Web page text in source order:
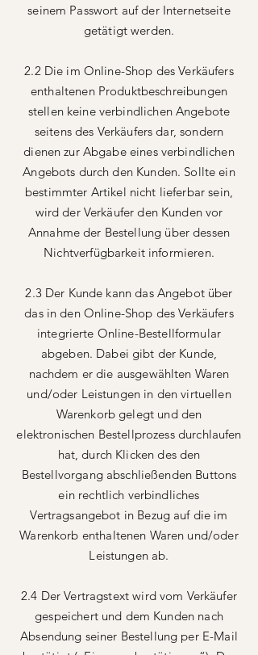
seinem Passwort auf der Internetseite
getätigt werden.
2.2 Die im Online-Shop des Verkäufers
enthaltenen Produktbeschreibungen
stellen keine verbindlichen Angebote
seitens des Verkäufers dar, sondern
dienen zur Abgabe eines verbindlichen
Angebots durch den Kunden. Sollte ein
bestimmter Artikel nicht lieferbar sein,
wird der Verkäufer den Kunden vor
Annahme der Bestellung über dessen
Nichtverfügbarkeit informieren.
2.3 Der Kunde kann das Angebot über
das in den Online-Shop des Verkäufers
integrierte Online-Bestellformular
abgeben. Dabei gibt der Kunde,
nachdem er die ausgewählten Waren
und/oder Leistungen in den virtuellen
Warenkorb gelegt und den
elektronischen Bestellprozess durchlaufen
hat, durch Klicken des den
Bestellvorgang abschließenden Buttons
ein rechtlich verbindliches
Vertragsangebot in Bezug auf die im
Warenkorb enthaltenen Waren und/oder
Leistungen ab.
2.4 Der Vertragstext wird vom Verkäufer
gespeichert und dem Kunden nach
Absendung seiner Bestellung per E-Mail